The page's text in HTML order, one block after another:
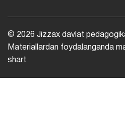
© 2026 Jizzax davlat
Materiallardan foydalanganda
shart